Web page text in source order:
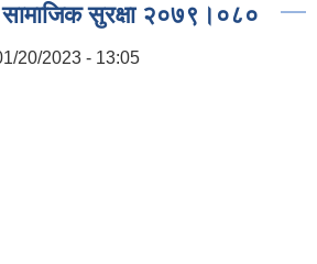
सामाजिक सुरक्षा २०७९।०८०
20/2023 - 13:05